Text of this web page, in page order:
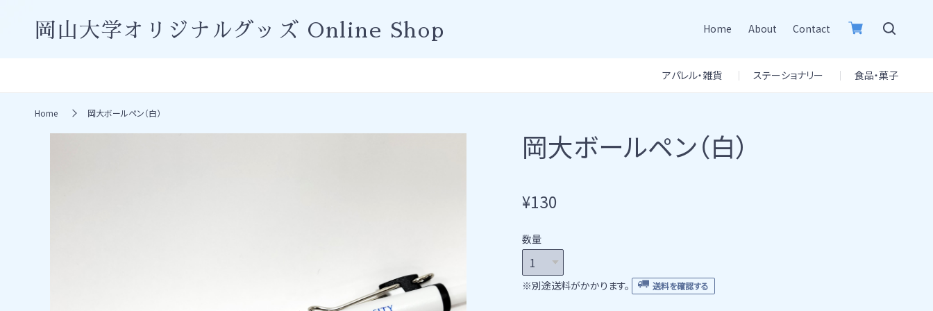
岡山大学オリジナルグッズ Online Shop Home About Contact
アパレル・雑貨 ステーショナリー 食品・菓子
Home 岡大ボールペン（白）
岡大ボールペン（白）
¥130
数量
※別途送料がかかります。 送料を確認する